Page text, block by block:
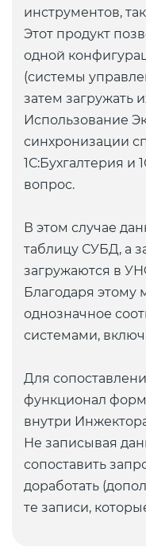
инструментов,
Этот продукт
одной
(системы
затем загружать
Использование
синхронизации
1С:Бухгалтерия
вопрос.
В этом случае
таблицу СУБД, а
загружаются в
Благодаря этому
однозначное
системами,
Для
функционал
внутри
Не записывая
сопоставить
доработать
те записи,